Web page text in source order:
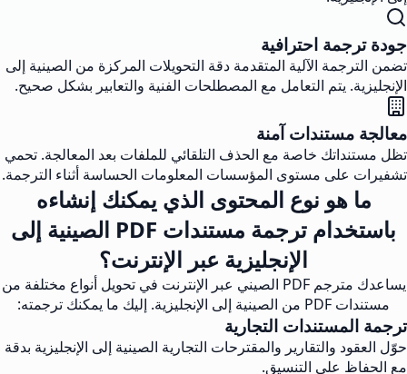
جودة ترجمة احترافية
تضمن الترجمة الآلية المتقدمة دقة التحويلات المركزة من الصينية إلى
الإنجليزية. يتم التعامل مع المصطلحات الفنية والتعابير بشكل صحيح.
معالجة مستندات آمنة
تظل مستنداتك خاصة مع الحذف التلقائي للملفات بعد المعالجة. تحمي
تشفيرات على مستوى المؤسسات المعلومات الحساسة أثناء الترجمة.
ما هو نوع المحتوى الذي يمكنك إنشاءه
باستخدام ترجمة مستندات PDF الصينية إلى
الإنجليزية عبر الإنترنت؟
يساعدك مترجم PDF الصيني عبر الإنترنت في تحويل أنواع مختلفة من
مستندات PDF من الصينية إلى الإنجليزية. إليك ما يمكنك ترجمته:
ترجمة المستندات التجارية
حوّل العقود والتقارير والمقترحات التجارية الصينية إلى الإنجليزية بدقة
مع الحفاظ على التنسيق.